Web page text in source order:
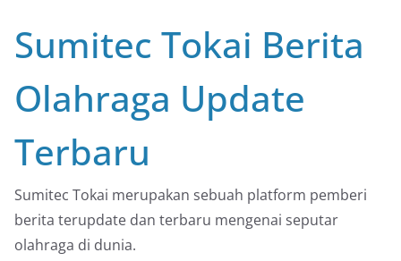
content
Sumitec Tokai Berita
Olahraga Update
Terbaru
Sumitec Tokai merupakan sebuah platform pemberi
berita terupdate dan terbaru mengenai seputar
olahraga di dunia.